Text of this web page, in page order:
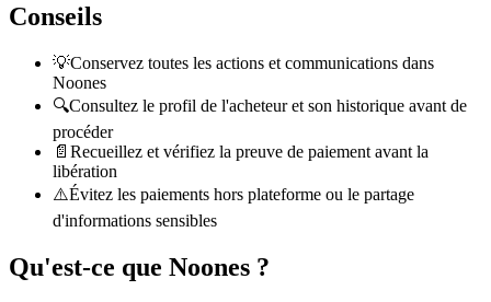
Conseils
💡Conservez toutes les actions et communications dans
Noones
🔍Consultez le profil de l'acheteur et son historique avant de
procéder
📄 Recueillez et vérifiez la preuve de paiement avant la
libération
⚠️Évitez les paiements hors plateforme ou le partage
d'informations sensibles
Qu'est-ce que Noones ?